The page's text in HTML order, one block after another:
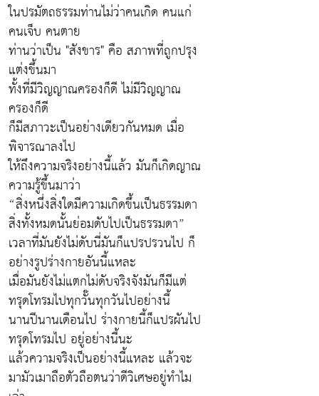
ในปรมัตถธรรมท่านไม่ว่าคนเกิด คนแก่
คนเจ็บ คนตาย
ท่านว่าเป็น "สังขาร" คือ สภาพที่ถูกปรุง
แต่งขึ้นมา
ทั้งที่มีวิญญาณครองก็ดี ไม่มีวิญญาณ
ครองก็ดี
ก็มีสภาวะเป็นอย่างเดียวกันหมด เมื่อ
พิจารณาลงไป
ให้ถึงความจริงอย่างนี้แล้ว มันก็เกิดญาณ
ความรู้ขึ้นมาว่า
“สิ่งหนึ่งสิ่งใดมีความเกิดขึ้นเป็นธรรมดา
สิ่งทั้งหมดนั้นย่อมดับไปเป็นธรรมดา”
เวลาที่มันยังไม่ดับนี่มันก็แปรปรวนไป ก็
อย่างรูปร่างกายอันนี้แหละ
เมื่อมันยังไม่แตกไม่ดับจริงจังมันก็มีแต่
ทรุดโทรมไปทุกวั๊นทุกวันไปอย่างนี้
นานปีนานเดือนไป ร่างกายนี้ก็แปรผันไป
ทรุดโทรมไป อยู่อย่างนี้นะ
แล้วความจริงเป็นอย่างนี้แหละ แล้วจะ
มามัวเมาถือตัวถือตนว่าดีวิเศษอยู่ทำไม